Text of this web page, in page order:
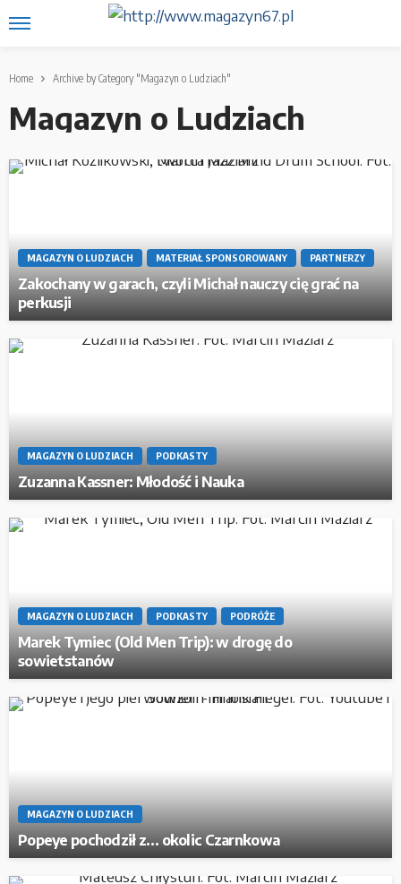
Home Archive by Category "Magazyn o Ludziach"
Magazyn o Ludziach
MAGAZYN O LUDZIACH MATERIAŁ SPONSOROWANY PARTNERZY
Zakochany w garach, czyli Michał nauczy cię grać na
perkusji
MAGAZYN O LUDZIACH PODKASTY
Zuzanna Kassner: Młodość i Nauka
MAGAZYN O LUDZIACH PODKASTY PODRÓŻE
Marek Tymiec (Old Men Trip): w drogę do
sowietstanów
MAGAZYN O LUDZIACH
Popeye pochodził z… okolic Czarnkowa